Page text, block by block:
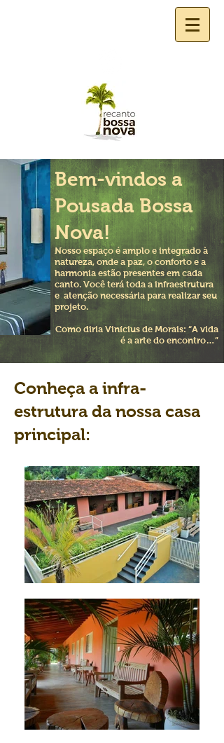
Bem-vindos a
Pousada Bossa
Nova!
Nosso espaço é amplo e integrado à
natureza, onde a paz, o conforto e a
harmonia estão presentes em cada
canto. Você terá toda a infraestrutura
e atenção necessária para realizar seu
projeto.
Como diria Vinícius de Morais: “A vida
é a arte do encontro…”
Conheça a infra-
estrutura da nossa casa
principal: